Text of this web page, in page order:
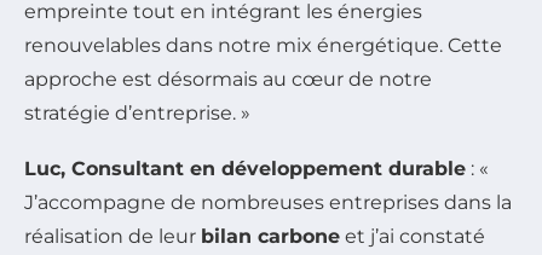
empreinte tout en intégrant les énergies
renouvelables dans notre mix énergétique. Cette
approche est désormais au cœur de notre
stratégie d’entreprise. »
Luc, Consultant en développement durable : «
J’accompagne de nombreuses entreprises dans la
réalisation de leur bilan carbone et j’ai constaté